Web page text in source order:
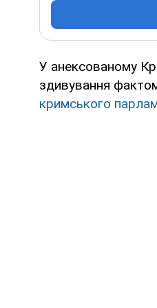
У анексованому
здивування
кримського